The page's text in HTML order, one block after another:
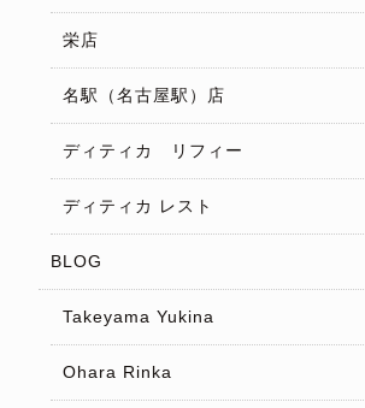
栄店
名駅（名古屋駅）店
ディティカ リフィー
ディティカ レスト
BLOG
Takeyama Yukina
Ohara Rinka